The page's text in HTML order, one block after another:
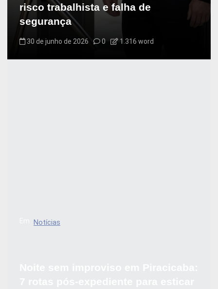
risco trabalhista e falha de
segurança
30 de junho de 2026 0 1.316 word
Notícias